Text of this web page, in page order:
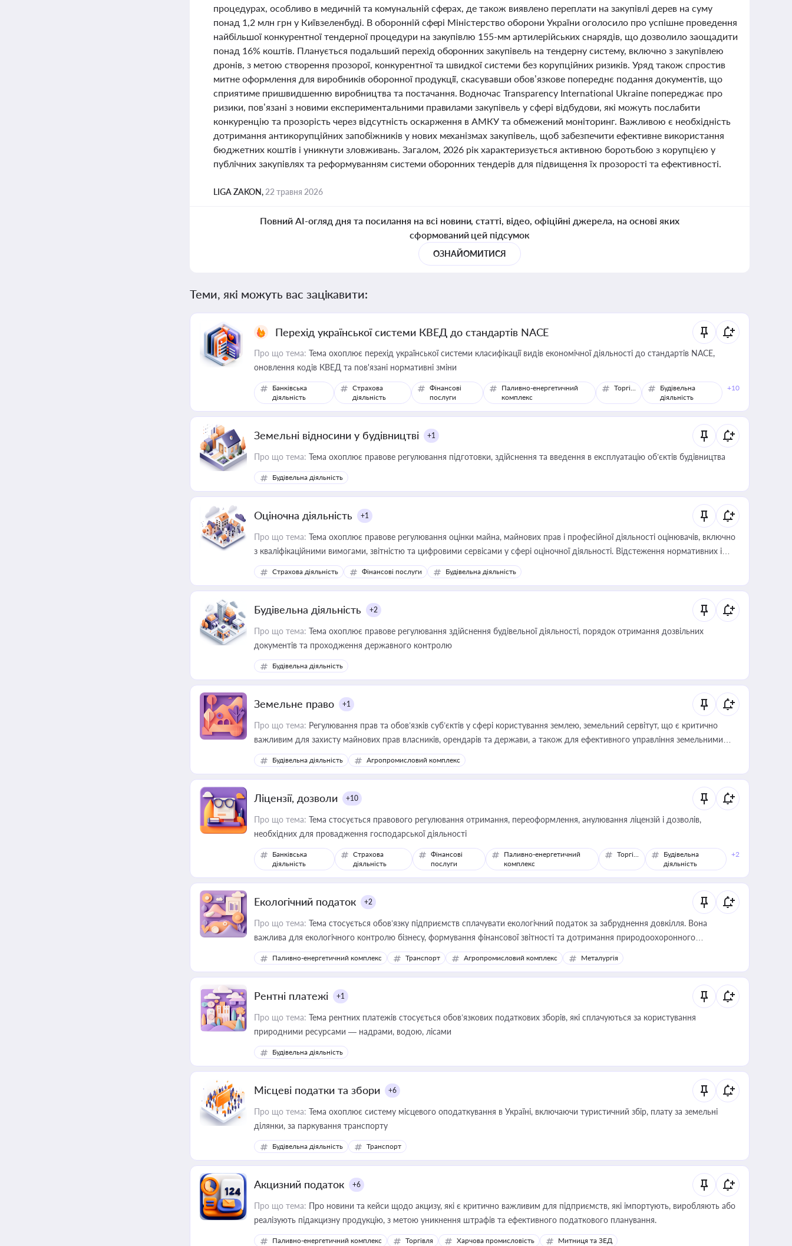
процедурах, особливо в медичній та комунальній сферах, де також виявлено переплати на закупівлі дерев на суму
понад 1,2 млн грн у Київзеленбуді. В оборонній сфері Міністерство оборони України оголосило про успішне проведення
найбільшої конкурентної тендерної процедури на закупівлю 155-мм артилерійських снарядів, що дозволило заощадити
понад 16% коштів. Планується подальший перехід оборонних закупівель на тендерну систему, включно з закупівлею
дронів, з метою створення прозорої, конкурентної та швидкої системи без корупційних ризиків. Уряд також спростив
митне оформлення для виробників оборонної продукції, скасувавши обов’язкове попереднє подання документів, що
сприятиме пришвидшенню виробництва та постачання. Водночас Transparency International Ukraine попереджає про
ризики, пов’язані з новими експериментальними правилами закупівель у сфері відбудови, які можуть послабити
конкуренцію та прозорість через відсутність оскарження в АМКУ та обмежений моніторинг. Важливою є необхідність
дотримання антикорупційних запобіжників у нових механізмах закупівель, щоб забезпечити ефективне використання
бюджетних коштів і уникнути зловживань. Загалом, 2026 рік характеризується активною боротьбою з корупцією у
публічних закупівлях та реформуванням системи оборонних тендерів для підвищення їх прозорості та ефективності.
LIGA ZAKON, 22 травня 2026
Повний AI-огляд дня та посилання на всі новини, статті, відео, офіційні джерела, на основі яких
сформований цей підсумок
ОЗНАЙОМИТИСЯ
Теми, які можуть вас зацікавити:
Перехід української системи КВЕД до стандартів NACE
Про що тема: Тема охоплює перехід української системи класифікації видів економічної діяльності до стандартів NACE,
оновлення кодів КВЕД та пов'язані нормативні зміни
Банківська
діяльність
Страхова
діяльність
Фінансові
послуги
Паливно-енергетичний
комплекс
Торгівля
Будівельна
діяльність
+10
Земельні відносини у будівництві +1
Про що тема: Тема охоплює правове регулювання підготовки, здійснення та введення в експлуатацію об’єктів будівництва
Будівельна діяльність
Оціночна діяльність +1
Про що тема: Тема охоплює правове регулювання оцінки майна, майнових прав і професійної діяльності оцінювачів, включно
з кваліфікаційними вимогами, звітністю та цифровими сервісами у сфері оціночної діяльності. Відстеження нормативних і
медійних змін у цій сфері корисне для власника бізнесу, керівника, юриста або бухгалтера під час оподаткування,
приватизації, оренди державного майна, корпоративних угод і перевірки статусу суб'єктів оціночної діяльності
Страхова діяльність Фінансові послуги Будівельна діяльність
Будівельна діяльність +2
Про що тема: Тема охоплює правове регулювання здійснення будівельної діяльності, порядок отримання дозвільних
документів та проходження державного контролю
Будівельна діяльність
Земельне право +1
Про що тема: Регулювання прав та обов’язків суб’єктів у сфері користування землею, земельний сервітут, що є критично
важливим для захисту майнових прав власників, орендарів та держави, а також для ефективного управління земельними
ресурсами
Будівельна діяльність Агропромисловий комплекс
Ліцензії, дозволи +10
Про що тема: Тема стосується правового регулювання отримання, переоформлення, анулювання ліцензій і дозволів,
необхідних для провадження господарської діяльності
Банківська
діяльність
Страхова
діяльність
Фінансові
послуги
Паливно-енергетичний
комплекс
Торгівля
Будівельна
діяльність
+2
Екологічний податок +2
Про що тема: Тема стосується обов’язку підприємств сплачувати екологічний податок за забруднення довкілля. Вона
важлива для екологічного контролю бізнесу, формування фінансової звітності та дотримання природоохоронного
законодавства
Паливно-енергетичний комплекс Транспорт Агропромисловий комплекс Металургія
Рентні платежі +1
Про що тема: Тема рентних платежів стосується обов’язкових податкових зборів, які сплачуються за користування
природними ресурсами — надрами, водою, лісами
Будівельна діяльність
Місцеві податки та збори +6
Про що тема: Тема охоплює систему місцевого оподаткування в Україні, включаючи туристичний збір, плату за земельні
ділянки, за паркування транспорту
Будівельна діяльність Транспорт
Акцизний податок +6
Про що тема: Про новини та кейси щодо акцизу, які є критично важливим для підприємств, які імпортують, виробляють або
реалізують підакцизну продукцію, з метою уникнення штрафів та ефективного податкового планування.
Паливно-енергетичний комплекс Торгівля Харчова промисловість Митниця та ЗЕД